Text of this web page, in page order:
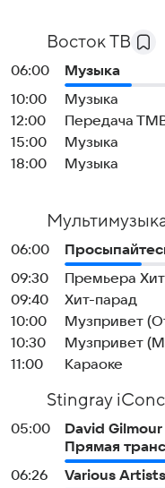
Восток ТВ
06:00
Музыка
10:00
Музыка
12:00
Передача
15:00
Музыка
18:00
Музыка
06:00
09:30
Премьера Хит
09:40
Хит-парад
10:00
Музпривет
10:30
Музпривет
11:00
Караоке
Stingray
05:00
David
Прямая
06:26
Various